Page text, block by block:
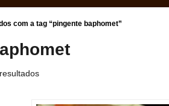
com a tag “pingente baphomet”